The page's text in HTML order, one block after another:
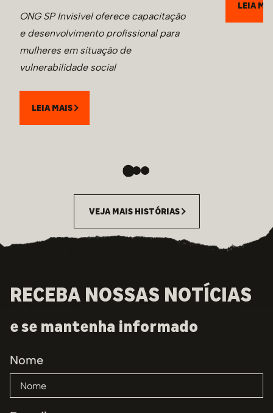
ONG SP Invisível oferece capacitação
e desenvolvimento profissional para
mulheres em situação de
vulnerabilidade social
LEIA MAIS
LEIA
VEJA MAIS HISTÓRIAS
RECEBA NOSSAS NOTÍCIAS
e se mantenha informado
Nome